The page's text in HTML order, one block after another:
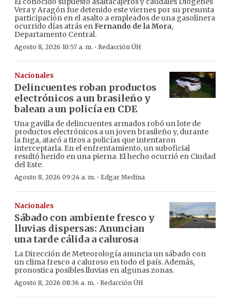
Vera y Aragón fue detenido este viernes por su presunta
participación en el asalto a empleados de una gasolinera
ocurrido días atrás enFernando de la Mora,
Departamento Central.
Agosto 8, 2026 10:57 a. m. · Redacción ÚH
Nacionales
Delincuentes roban productos
electrónicos a un brasileño y
balean a un policía en CDE
Una gavilla de delincuentes armados robó un lote de
productos electrónicos a un joven brasileño y, durante
la fuga, atacó a tiros a policías que intentaron
interceptarla. En el enfrentamiento, un suboficial
resultó herido en una pierna. El hecho ocurrió en Ciudad
del Este.
Agosto 8, 2026 09:24 a. m. · Edgar Medina
Nacionales
Sábado con ambiente fresco y
lluvias dispersas: Anuncian
una tarde cálida a calurosa
La Dirección de Meteorología anuncia un sábado con
un clima fresco a caluroso en todo el país. Además,
pronostica posibles lluvias en algunas zonas.
Agosto 8, 2026 08:36 a. m. · Redacción ÚH